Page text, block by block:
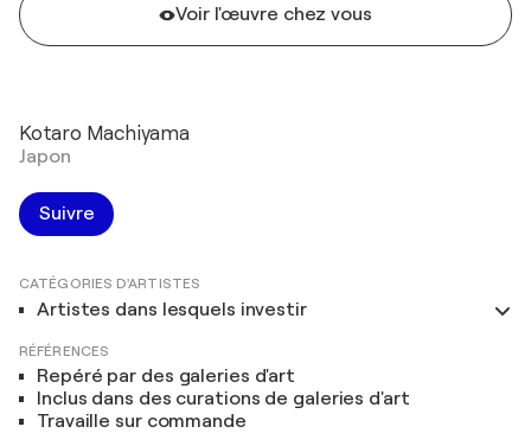
Voir l'œuvre chez vous
Kotaro Machiyama
Japon
Suivre
CATÉGORIES D'ARTISTES
Artistes dans lesquels investir
RÉFÉRENCES
Repéré par des galeries d'art
Inclus dans des curations de galeries d'art
Travaille sur commande